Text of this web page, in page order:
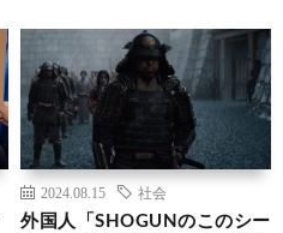
2024.08.15 社会
外国人「SHOGUNのこのシー